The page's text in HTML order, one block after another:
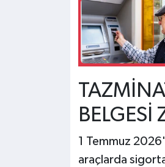
BELGESİ
1 Temmuz
araçlarda